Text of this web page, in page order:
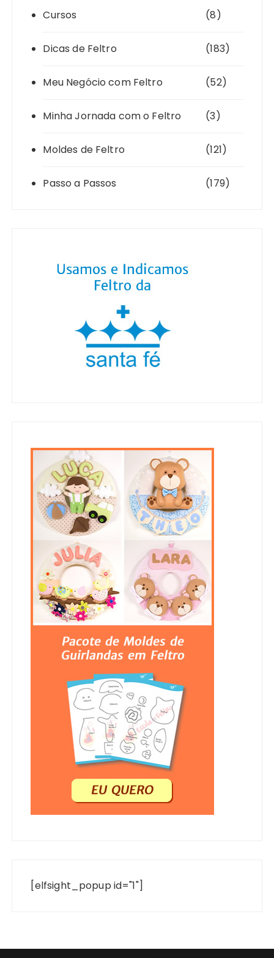
Cursos (8)
Dicas de Feltro (183)
Meu Negócio com Feltro (52)
Minha Jornada com o Feltro (3)
Moldes de Feltro (121)
Passo a Passos (179)
[elfsight_popup id="1"]